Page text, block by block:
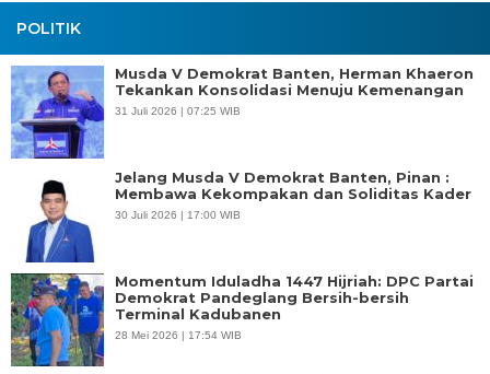
POLITIK
Musda V Demokrat Banten, Herman Khaeron
Tekankan Konsolidasi Menuju Kemenangan
31 Juli 2026 | 07:25 WIB
Jelang Musda V Demokrat Banten, Pinan :
Membawa Kekompakan dan Soliditas Kader
30 Juli 2026 | 17:00 WIB
Momentum Iduladha 1447 Hijriah: DPC Partai
Demokrat Pandeglang Bersih-bersih
Terminal Kadubanen
28 Mei 2026 | 17:54 WIB